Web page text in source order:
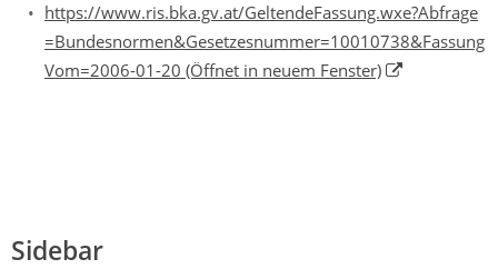
https://www.ris.bka.gv.at/GeltendeFassung.wxe?Abfrage
=Bundesnormen&Gesetzesnummer=10010738&Fassung
Vom=2006-01-20 (Öffnet in neuem Fenster)
Sidebar